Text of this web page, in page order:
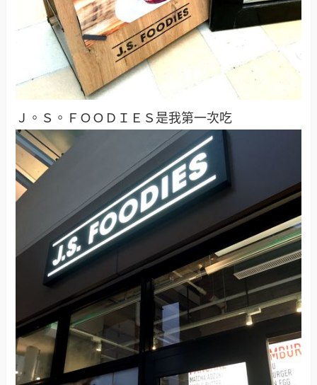
Ｊ。Ｓ。ＦＯＯＤＩＥＳ是我第一次吃